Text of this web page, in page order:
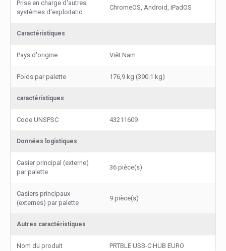
Prise en charge d'autres
systèmes d'exploitatio
ChromeOS, Android, iPadOS
Caractéristiques
Pays d'origine Viêt Nam
Poids par palette 176,9 kg (390.1 kg)
caractéristiques
Code UNSPSC 43211609
Données logistiques
Casier principal (externe)
par palette
36 pièce(s)
Casiers principaux
(externes) par palette
9 pièce(s)
Autres caractéristiques
Nom du produit PRTBLE USB-C HUB EURO